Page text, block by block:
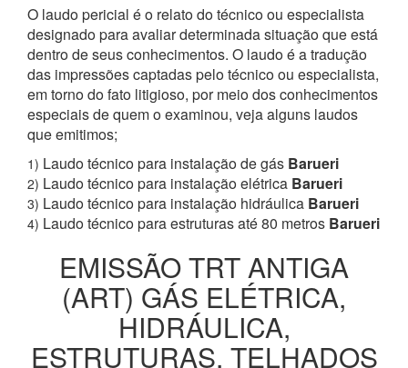
O laudo pericial é o relato do técnico ou especialista
designado para avaliar determinada situação que está
dentro de seus conhecimentos. O laudo é a tradução
das impressões captadas pelo técnico ou especialista,
em torno do fato litigioso, por meio dos conhecimentos
especiais de quem o examinou, veja alguns laudos
que emitimos;
1) Laudo técnico para instalação de gás Barueri
2) Laudo técnico para instalação elétrica Barueri
3) Laudo técnico para instalação hidráulica Barueri
4) Laudo técnico para estruturas até 80 metros Barueri
EMISSÃO TRT ANTIGA
(ART) GÁS ELÉTRICA,
HIDRÁULICA,
ESTRUTURAS, TELHADOS